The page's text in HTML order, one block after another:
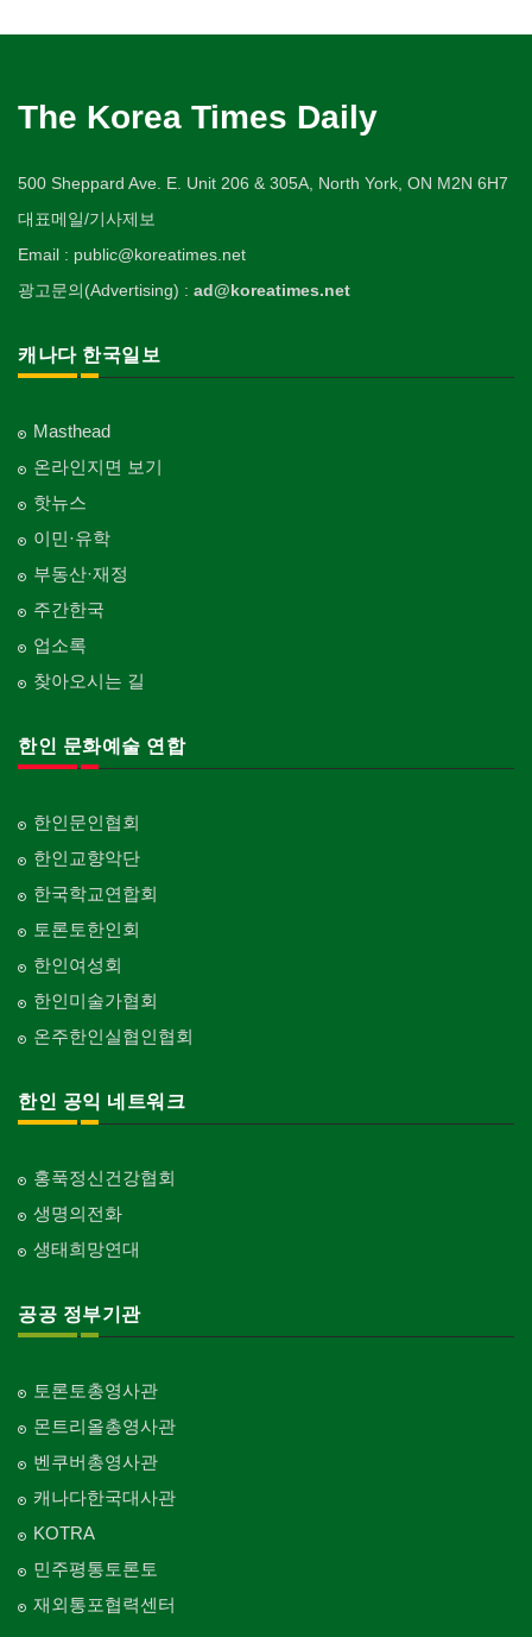
The Korea Times Daily
500 Sheppard Ave. E. Unit 206 & 305A, North York, ON M2N 6H7
대표메일/기사제보
Email : public@koreatimes.net
광고문의(Advertising) : ad@koreatimes.net
캐나다 한국일보
Masthead
온라인지면 보기
핫뉴스
이민·유학
부동산·재정
주간한국
업소록
찾아오시는 길
한인 문화예술 연합
한인문인협회
한인교향악단
한국학교연합회
토론토한인회
한인여성회
한인미술가협회
온주한인실협인협회
한인 공익 네트워크
홍푹정신건강협회
생명의전화
생태희망연대
공공 정부기관
토론토총영사관
몬트리올총영사관
벤쿠버총영사관
캐나다한국대사관
KOTRA
민주평통토론토
재외통포협력센터